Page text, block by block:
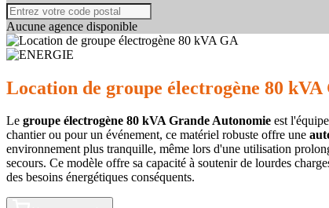
Aucune agence disponible
Location de groupe électrogène 80 kVA
Le groupe électrogène 80 kVA Grande Autonomie est
chantier ou pour un événement, ce matériel robuste offre une
environnement plus tranquille, même lors d'une utilisation
secours. Ce modèle offre sa capacité à soutenir de lourdes
des besoins énergétiques conséquents.